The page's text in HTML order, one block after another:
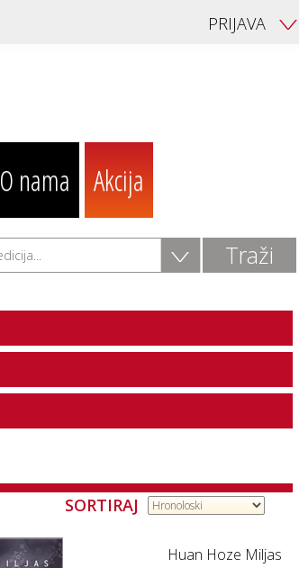
PRIJAVA V
O nama Akcija
V
SORTIRAJ
Huan Hoze Miljas